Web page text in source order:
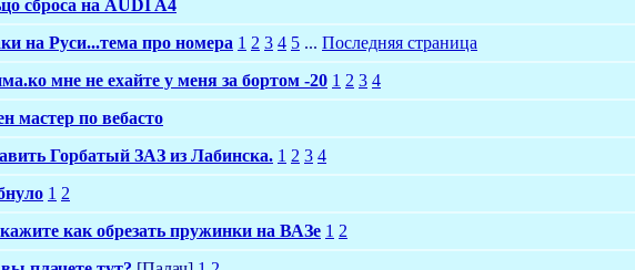
сброса на AUDI A4
на Руси...тема про номера 1 2 3 4 5 ... Последняя страница
мне не ехайте у меня за бортом -20 1 2 3 4
мастер по вебасто
Горбатый ЗАЗ из Лабинска. 1 2 3 4
1 2
как обрезать пружинки на ВАЗе 1 2